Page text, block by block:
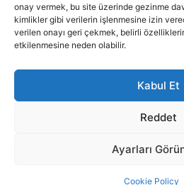
onay vermek, bu site üzerinde gezinme
kimlikler gibi verilerin işlenmesine izin
verilen onayı geri çekmek, belirli
etkilenmesine neden olabilir.
Kabul Et
Reddet
Ayarları
Cookie Policy
İnternet portalımızda yer alan tüm
içeriğin hakları Sigortamedya
basılı ya da elektronik bir ortamda,
e-Mail Adresimiz: